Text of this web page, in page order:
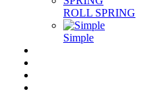
ROLL SPRING
Simple